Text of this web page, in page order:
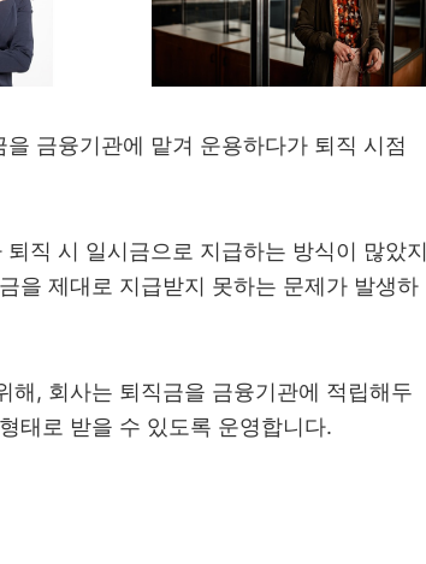
금융기관에 맡겨 운용하다가 퇴직 시점
직 시 일시금으로 지급하는 방식이 많았지
을 제대로 지급받지 못하는 문제가 발생하
해, 회사는 퇴직금을 금융기관에 적립해두
태로 받을 수 있도록 운영합니다.